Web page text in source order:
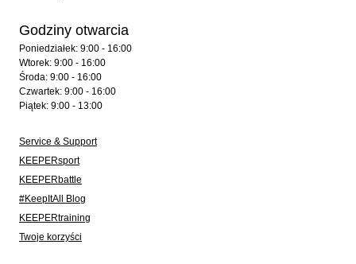
Godziny otwarcia
Poniedziałek: 9:00 - 16:00
Wtorek: 9:00 - 16:00
Środa: 9:00 - 16:00
Czwartek: 9:00 - 16:00
Piątek: 9:00 - 13:00
Service & Support
KEEPERsport
KEEPERbattle
#KeepItAll Blog
KEEPERtraining
Twoje korzyści